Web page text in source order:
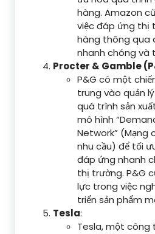
hàng. Amazon
việc đáp ứng thị
hàng thông qua
nhanh chóng và
Procter & Gamble
P&G có một
trung vào quản
quá trình sản
mô hình
Network” (Mạng
nhu cầu) để tối
đáp ứng nhanh
thị trường. P&G
lực trong việc
triển sản phẩm
Tesla:
Tesla, một công